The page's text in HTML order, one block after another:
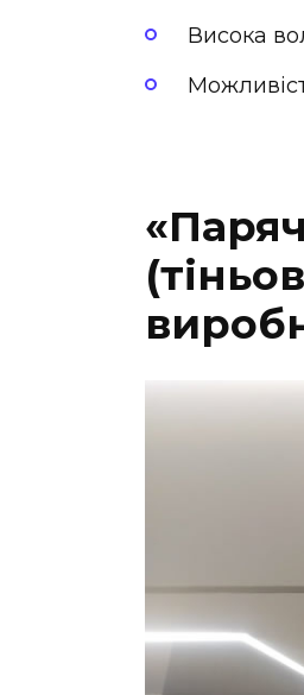
Висока